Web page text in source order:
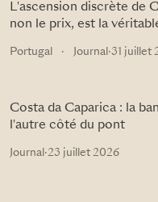
L'ascension discrète de
non le prix, est la
Portugal · Journal ·31 juillet
Costa da Caparica : la
l'autre côté du pont
Journal ·23 juillet 2026